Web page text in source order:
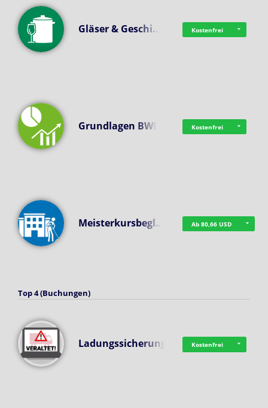
Gläser & Geschi… Kostenfrei
Grundlagen BWL Kostenfrei
Meisterkursbegl… Ab 80,66 USD
Top 4 (Buchungen)
Ladungssicherung Kostenfrei